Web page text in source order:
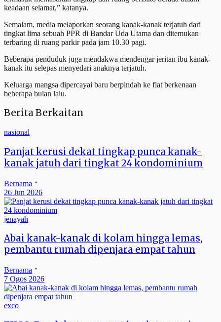
keadaan selamat,” katanya.
Semalam, media melaporkan seorang kanak-kanak terjatuh dari
tingkat lima sebuah PPR di Bandar Uda Utama dan ditemukan
terbaring di ruang parkir pada jam 10.30 pagi.
Beberapa penduduk juga mendakwa mendengar jeritan ibu kanak-
kanak itu selepas menyedari anaknya terjatuh.
Keluarga mangsa dipercayai baru berpindah ke flat berkenaan
beberapa bulan lalu.
Berita Berkaitan
nasional
Panjat kerusi dekat tingkap punca kanak-
kanak jatuh dari tingkat 24 kondominium
Bernama
26 Jun 2026
jenayah
Abai kanak-kanak di kolam hingga lemas,
pembantu rumah dipenjara empat tahun
Bernama
7 Ogos 2026
exco